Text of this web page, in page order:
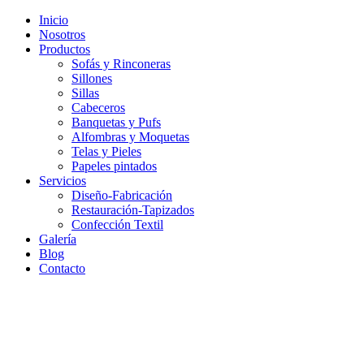
Inicio
Nosotros
Productos
Sofás y Rinconeras
Sillones
Sillas
Cabeceros
Banquetas y Pufs
Alfombras y Moquetas
Telas y Pieles
Papeles pintados
Servicios
Diseño-Fabricación
Restauración-Tapizados
Confección Textil
Galería
Blog
Contacto